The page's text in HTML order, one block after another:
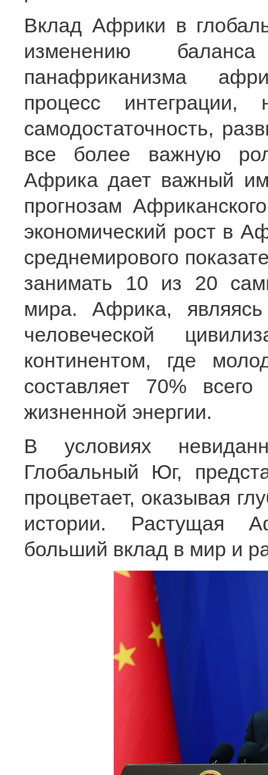
Вклад Африки в
изменению
панафриканизма
процесс интеграции,
самодостаточность,
все более важную
Африка дает важный
прогнозам
экономический рост в
среднемирового
занимать 10 из 20
мира. Африка,
человеческой
континентом, где
составляет 70%
жизненной энергии.
В условиях
Глобальный Юг,
процветает, оказывая
истории. Растущая
больший вклад в мир и